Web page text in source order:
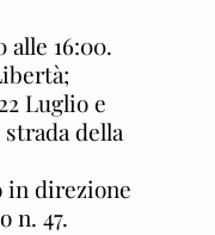
alle 16:00.
Luglio e
della
in direzione
n. 47.